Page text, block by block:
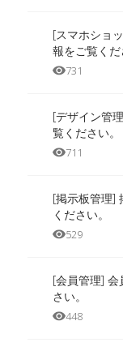
[スマホショ
報をご覧くだ
731
[デザイン管
覧ください。
711
[掲示板管理]
ください。
529
[会員管理]
さい。
448